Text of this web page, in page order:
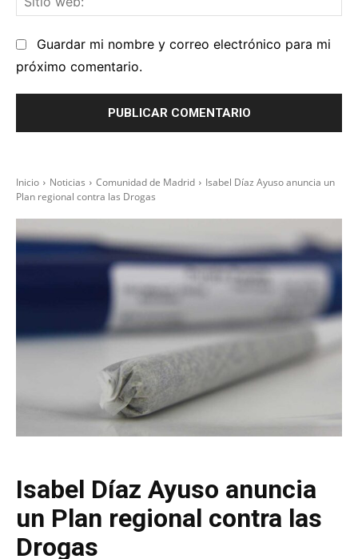
Guardar mi nombre y correo electrónico para mi
próximo comentario.